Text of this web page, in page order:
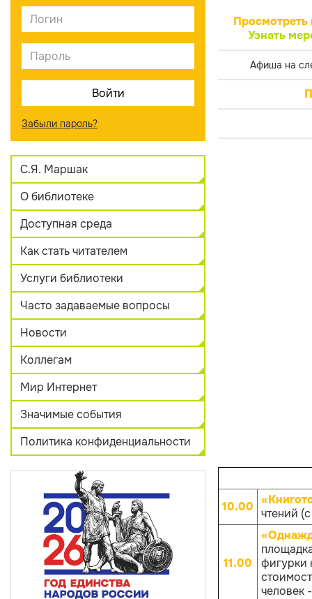
Забыли пароль?
С.Я. Маршак
О библиотеке
Доступная среда
Как стать читателем
Услуги библиотеки
Часто задаваемые вопросы
Новости
Коллегам
Мир Интернет
Значимые события
Политика конфиденциальности
Просмотреть
Узнать
Афиша на
10.00 чтений
11.00
фигурки
человек